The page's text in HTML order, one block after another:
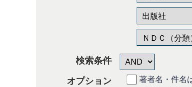
検索条件
オプション
著者名・件名